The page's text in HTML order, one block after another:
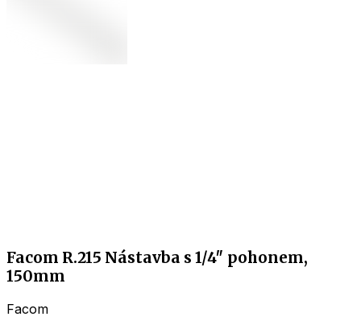
Facom R.215 Nástavba s 1/4″ pohonem,
150mm
Facom